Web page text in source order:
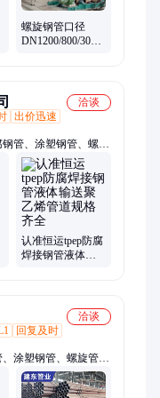
螺旋钢管口径
DN1200/800/300
洽谈
出价迅速
管、涂塑钢管、螺旋
钢管、环氧煤沥青防
认准恒运tpep防腐
焊接钢管液体输
洽谈
回复及时
涂塑钢管、螺旋管、
腐无缝钢管、精密钢
防腐钢管、大口径